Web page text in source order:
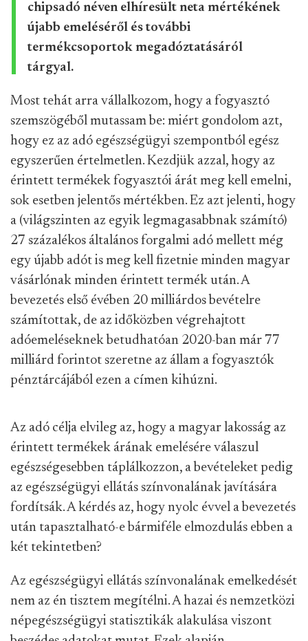
chipsadó néven elhíresült neta mértékének
újabb emeléséről és további
termékcsoportok megadóztatásáról
tárgyal.
Most tehát arra vállalkozom, hogy a fogyasztó
szemszögéből mutassam be: miért gondolom azt,
hogy ez az adó egészségügyi szempontból egész
egyszerűen értelmetlen. Kezdjük azzal, hogy az
érintett termékek fogyasztói árát meg kell emelni,
sok esetben jelentős mértékben. Ez azt jelenti, hogy
a (világszinten az egyik legmagasabbnak számító)
27 százalékos általános forgalmi adó mellett még
egy újabb adót is meg kell fizetnie minden magyar
vásárlónak minden érintett termék után. A
bevezetés első évében 20 milliárdos bevételre
számítottak, de az időközben végrehajtott
adóemeléseknek betudhatóan 2020-ban már 77
milliárd forintot szeretne az állam a fogyasztók
pénztárcájából ezen a címen kihúzni.
Az adó célja elvileg az, hogy a magyar lakosság az
érintett termékek árának emelésére válaszul
egészségesebben táplálkozzon, a bevételeket pedig
az egészségügyi ellátás színvonalának javítására
fordítsák. A kérdés az, hogy nyolc évvel a bevezetés
után tapasztalható-e bármiféle elmozdulás ebben a
két tekintetben?
Az egészségügyi ellátás színvonalának emelkedését
nem az én tisztem megítélni. A hazai és nemzetközi
népegészségügyi statisztikák alakulása viszont